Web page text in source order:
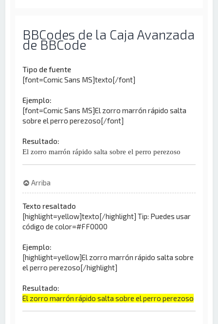
BBCodes de la Caja Avanzada
de BBCode
Tipo de fuente
[font=Comic Sans MS]texto[/font]
Ejemplo:
[font=Comic Sans MS]El zorro marrón rápido salta
sobre el perro perezoso[/font]
Resultado:
El zorro marrón rápido salta sobre el perro perezoso
Arriba
Texto resaltado
[highlight=yellow]texto[/highlight] Tip: Puedes usar
código de color=#FF0000
Ejemplo:
[highlight=yellow]El zorro marrón rápido salta sobre
el perro perezoso[/highlight]
Resultado:
El zorro marrón rápido salta sobre el perro perezoso